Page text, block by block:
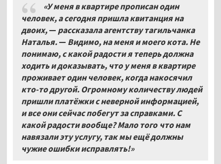
«У меня в квартире прописан один
человек, а сегодня пришла квитанция на
двоих,— рассказала агентству тагильчанка
Наталья.— Видимо, на меня и моего кота. Не
понимаю, с какой радости я теперь должна
ходить и доказывать, что у меня в квартире
проживает один человек, когда накосячил
кто-то другой. Огромному количеству людей
пришли платёжки с неверной информацией,
и все они сейчас побегут за справками. С
какой радости вообще? Мало того что нам
навязали эту услугу, так мы ещё должны
чужие ошибки исправлять!»